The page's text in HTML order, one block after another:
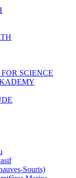
SCIENCE
Souris)